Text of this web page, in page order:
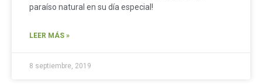
paraíso natural en su día especial!
LEER MÁS »
8 septiembre, 2019